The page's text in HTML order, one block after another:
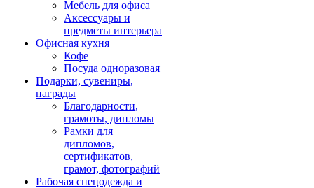
Мебель для офиса
Аксессуары и
предметы интерьера
Офисная кухня
Кофе
Посуда одноразовая
Подарки, сувениры,
награды
Благодарности,
грамоты, дипломы
Рамки для
дипломов,
сертификатов,
грамот, фотографий
Рабочая спецодежда и